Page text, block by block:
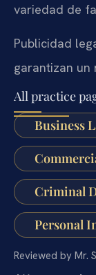
variedad de
Publicidad
garantizan un
All practice
Business
Criminal
Personal
Reviewed by Mr.